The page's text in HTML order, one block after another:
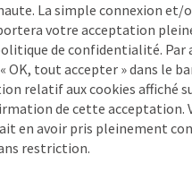
La simple connexion et/
votre acceptation
de confidentialité. Par
OK, tout accepter » dans le
relatif aux cookies affiché
de cette acceptation.
en avoir pris pleinement
restriction.